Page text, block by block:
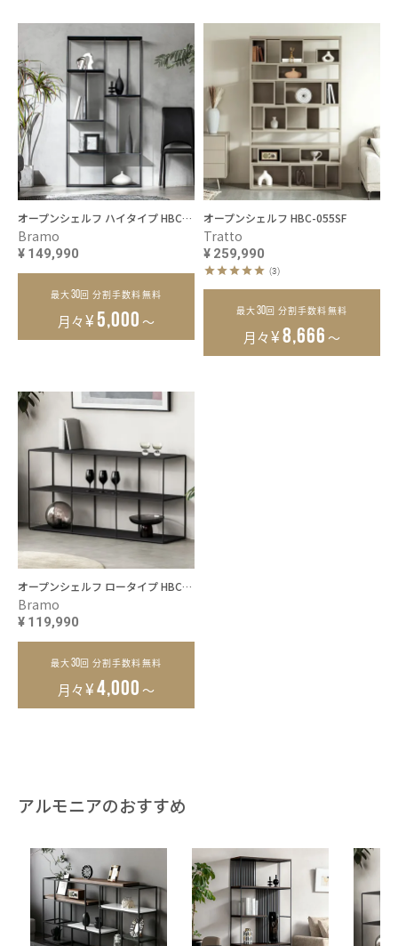
オープンシェルフ ハイタイプ HBC-057SF
Bramo
¥ 149,990
最大30 回 分割手数料無料
月々¥ 5,000 ～
オープンシェルフ HBC-055SF
Tratto
¥ 259,990
(3)
最大30 回 分割手数料無料
月々¥8,666 ～
オープンシェルフ ロータイプ HBC-056SF
Bramo
¥ 119,990
最大30 回 分割手数料無料
月々¥4,000 ～
アルモニアのおすすめ